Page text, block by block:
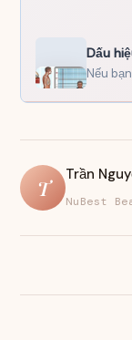
Dấu
T
Trần
NuBest